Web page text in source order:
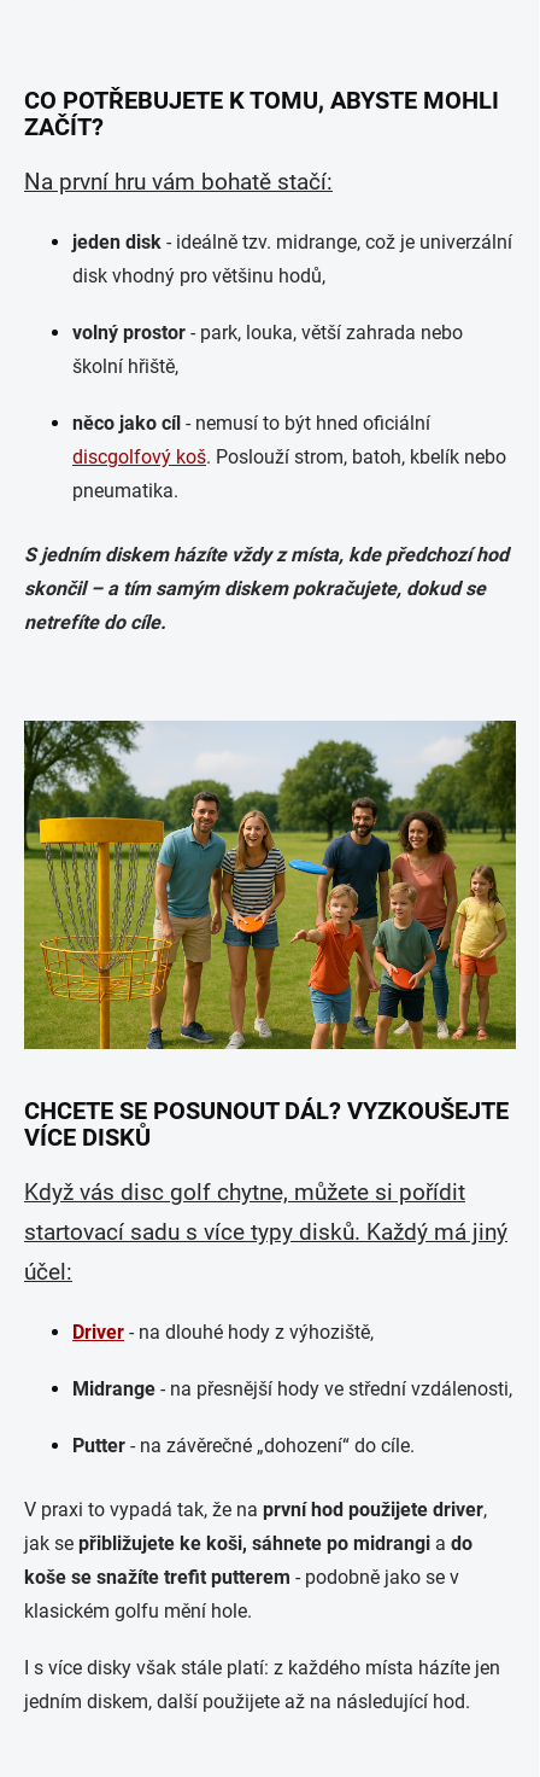
CO POTŘEBUJETE K TOMU, ABYSTE MOHLI
ZAČÍT?
Na první hru vám bohatě stačí:
jeden disk - ideálně tzv. midrange, což je univerzální
disk vhodný pro většinu hodů,
volný prostor - park, louka, větší zahrada nebo
školní hřiště,
něco jako cíl - nemusí to být hned oficiální
discgolfový koš. Poslouží strom, batoh, kbelík nebo
pneumatika.
S jedním diskem házíte vždy z místa, kde předchozí hod
skončil – a tím samým diskem pokračujete, dokud se
netrefíte do cíle.
CHCETE SE POSUNOUT DÁL? VYZKOUŠEJTE
VÍCE DISKŮ
Když vás disc golf chytne, můžete si pořídit
startovací sadu s více typy disků. Každý má jiný
účel:
Driver - na dlouhé hody z výhoziště,
Midrange - na přesnější hody ve střední vzdálenosti,
Putter - na závěrečné „dohození“ do cíle.
V praxi to vypadá tak, že na první hod použijete driver,
jak se přibližujete ke koši, sáhnete po midrangi a do
koše se snažíte trefit putterem - podobně jako se v
klasickém golfu mění hole.
I s více disky však stále platí: z každého místa házíte jen
jedním diskem, další použijete až na následující hod.